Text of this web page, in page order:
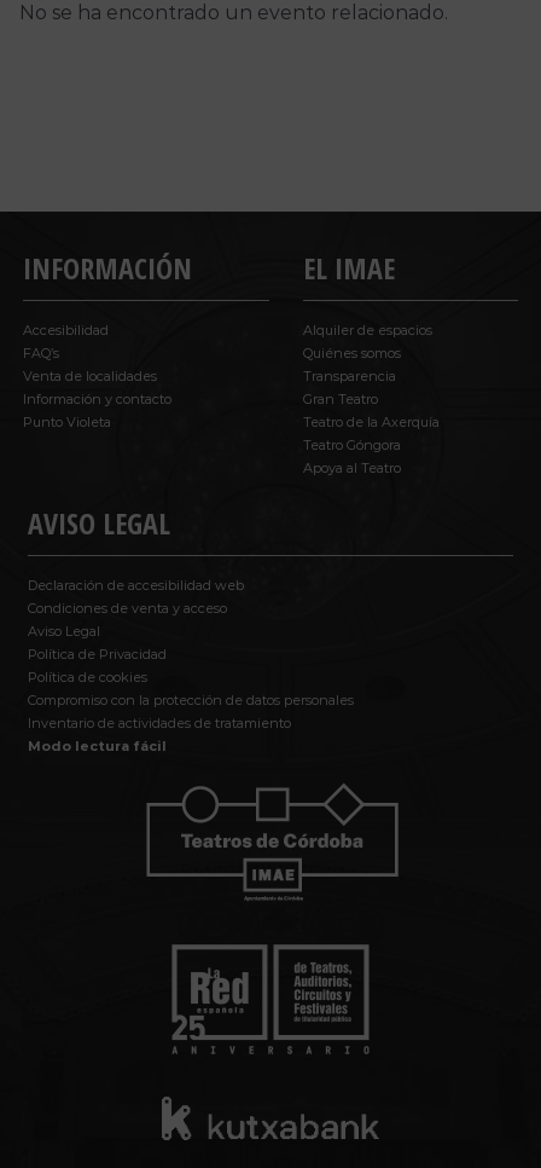
No se ha encontrado un evento relacionado.
INFORMACIÓN
Accesibilidad
FAQ’s
Venta de localidades
Información y contacto
Punto Violeta
AVISO LEGAL
Declaración de accesibilidad web
Condiciones de venta y acceso
Aviso Legal
Política de Privacidad
Política de cookies
Compromiso con la protección de datos personales
Inventario de actividades de tratamiento
Modo lectura fácil
EL IMAE
Alquiler de espacios
Quiénes somos
Transparencia
Gran Teatro
Teatro de la Axerquía
Teatro Góngora
Apoya al Teatro